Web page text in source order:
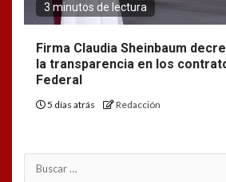
3 minutos de lectura
Firma Claudia Sheinbaum
la transparencia en los
Federal
5 días atrás Redacción